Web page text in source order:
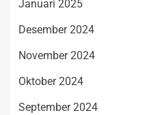
Januari 2025
Desember 2024
November 2024
Oktober 2024
September 2024